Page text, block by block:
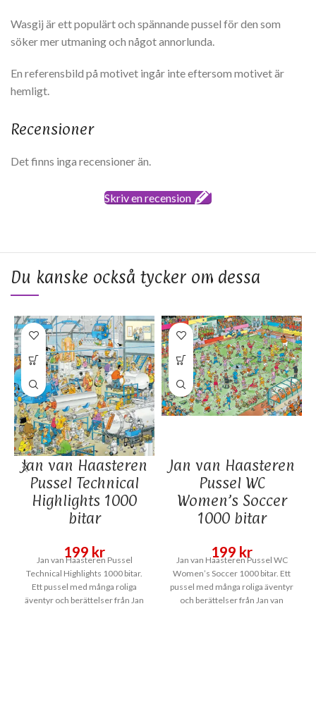
Wasgij är ett populärt och spännande pussel för den som
söker mer utmaning och något annorlunda.
En referensbild på motivet ingår inte eftersom motivet är
hemligt.
Recensioner
Det finns inga recensioner än.
Skriv en recension
Du kanske också tycker om dessa
Jan van Haasteren
Pussel Technical
Highlights 1000
bitar
199 kr
Jan van Haasteren Pussel
Technical Highlights 1000 bitar.
Ett pussel med många roliga
äventyr och berättelser från Jan
Jan van Haasteren
Pussel WC
Women’s Soccer
1000 bitar
199 kr
Jan van Haasteren Pussel WC
Women’s Soccer 1000 bitar. Ett
pussel med många roliga äventyr
och berättelser från Jan van